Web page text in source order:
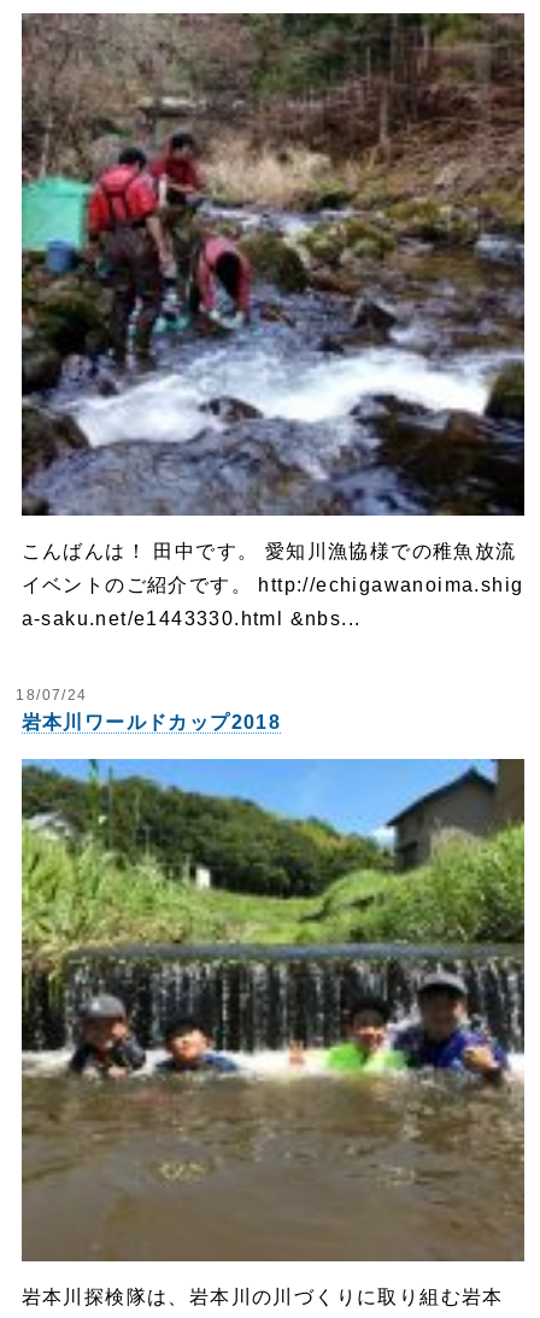
こんばんは！ 田中です。 愛知川漁協様での稚魚放流
イベントのご紹介です。 http://echigawanoima.shig
a-saku.net/e1443330.html &nbs...
18/07/24
岩本川ワールドカップ2018
岩本川探検隊は、岩本川の川づくりに取り組む岩本